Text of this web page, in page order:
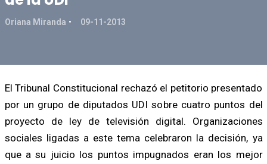
Oriana Miranda 09-11-2013
El Tribunal Constitucional rechazó el petitorio presentado
por un grupo de diputados UDI sobre cuatro puntos del
proyecto de ley de televisión digital. Organizaciones
sociales ligadas a este tema celebraron la decisión, ya
que a su juicio los puntos impugnados eran los mejor